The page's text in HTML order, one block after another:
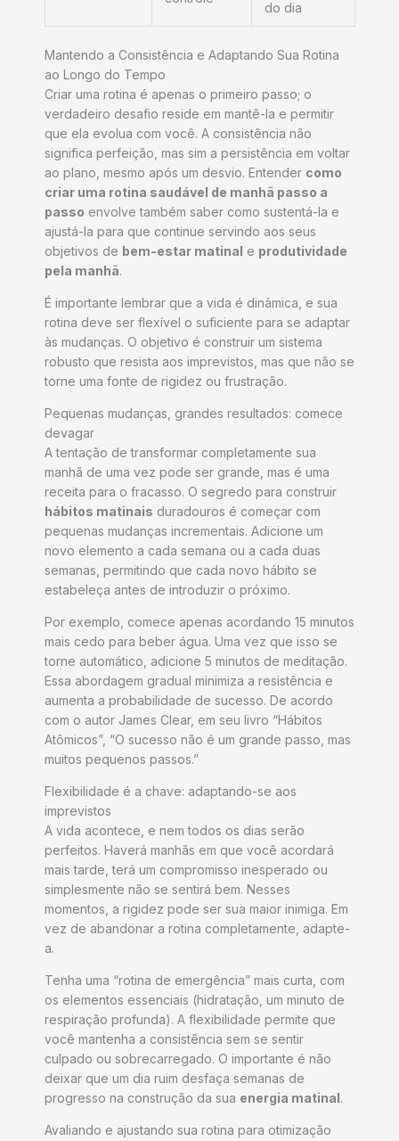
do dia
Mantendo a Consistência e Adaptando Sua Rotina
ao Longo do Tempo
Criar uma rotina é apenas o primeiro passo; o
verdadeiro desafio reside em mantê-la e permitir
que ela evolua com você. A consistência não
significa perfeição, mas sim a persistência em voltar
ao plano, mesmo após um desvio. Entender como
criar uma rotina saudável de manhã passo a
passo envolve também saber como sustentá-la e
ajustá-la para que continue servindo aos seus
objetivos de bem-estar matinal e produtividade
pela manhã.
É importante lembrar que a vida é dinâmica, e sua
rotina deve ser flexível o suficiente para se adaptar
às mudanças. O objetivo é construir um sistema
robusto que resista aos imprevistos, mas que não se
torne uma fonte de rigidez ou frustração.
Pequenas mudanças, grandes resultados: comece
devagar
A tentação de transformar completamente sua
manhã de uma vez pode ser grande, mas é uma
receita para o fracasso. O segredo para construir
hábitos matinais duradouros é começar com
pequenas mudanças incrementais. Adicione um
novo elemento a cada semana ou a cada duas
semanas, permitindo que cada novo hábito se
estabeleça antes de introduzir o próximo.
Por exemplo, comece apenas acordando 15 minutos
mais cedo para beber água. Uma vez que isso se
torne automático, adicione 5 minutos de meditação.
Essa abordagem gradual minimiza a resistência e
aumenta a probabilidade de sucesso. De acordo
com o autor James Clear, em seu livro “Hábitos
Atômicos”, “O sucesso não é um grande passo, mas
muitos pequenos passos.”
Flexibilidade é a chave: adaptando-se aos
imprevistos
A vida acontece, e nem todos os dias serão
perfeitos. Haverá manhãs em que você acordará
mais tarde, terá um compromisso inesperado ou
simplesmente não se sentirá bem. Nesses
momentos, a rigidez pode ser sua maior inimiga. Em
vez de abandonar a rotina completamente, adapte-
a.
Tenha uma “rotina de emergência” mais curta, com
os elementos essenciais (hidratação, um minuto de
respiração profunda). A flexibilidade permite que
você mantenha a consistência sem se sentir
culpado ou sobrecarregado. O importante é não
deixar que um dia ruim desfaça semanas de
progresso na construção da sua energia matinal .
Avaliando e ajustando sua rotina para otimização